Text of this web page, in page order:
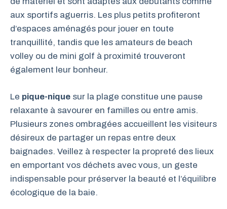
aux sportifs aguerris. Les plus petits profiteront
d’espaces aménagés pour jouer en toute
tranquillité, tandis que les amateurs de beach
volley ou de mini golf à proximité trouveront
également leur bonheur.
Le pique-nique sur la plage constitue une pause
relaxante à savourer en familles ou entre amis.
Plusieurs zones ombragées accueillent les visiteurs
désireux de partager un repas entre deux
baignades. Veillez à respecter la propreté des lieux
en emportant vos déchets avec vous, un geste
indispensable pour préserver la beauté et l’équilibre
écologique de la baie.